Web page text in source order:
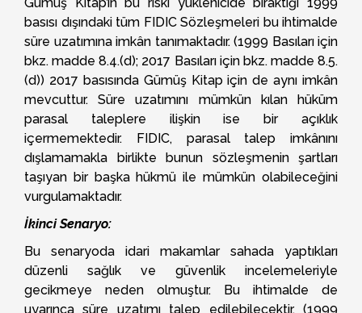
basısı dışındaki tüm FIDIC Sözleşmeleri bu ihtimalde
süre uzatımına imkân tanımaktadır. (1999 Basıları için
bkz. madde 8.4.(d); 2017 Basıları için bkz. madde 8.5.
(d)) 2017 basısında Gümüş Kitap için de aynı imkân
mevcuttur. Süre uzatımını mümkün kılan hüküm
parasal taleplere ilişkin ise bir açıklık
içermemektedir. FIDIC, parasal talep imkânını
dışlamamakla birlikte bunun sözleşmenin şartları
taşıyan bir başka hükmü ile mümkün olabileceğini
vurgulamaktadır.
İkinci Senaryo:
Bu senaryoda idari makamlar sahada yaptıkları
düzenli sağlık ve güvenlik incelemeleriyle
gecikmeye neden olmuştur. Bu ihtimalde de
uyarınca süre uzatımı talep edilebilecektir. (1999